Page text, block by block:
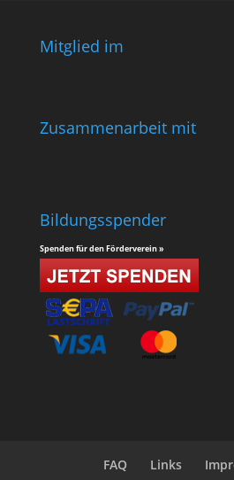
Mitglied im
Zusammenarbeit mit
Bildungsspender
Spenden für den Förderverein »
FAQ Links